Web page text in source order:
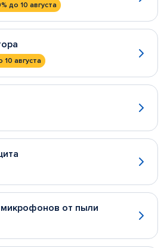
до 10 августа
10 августа
микрофонов от пыли